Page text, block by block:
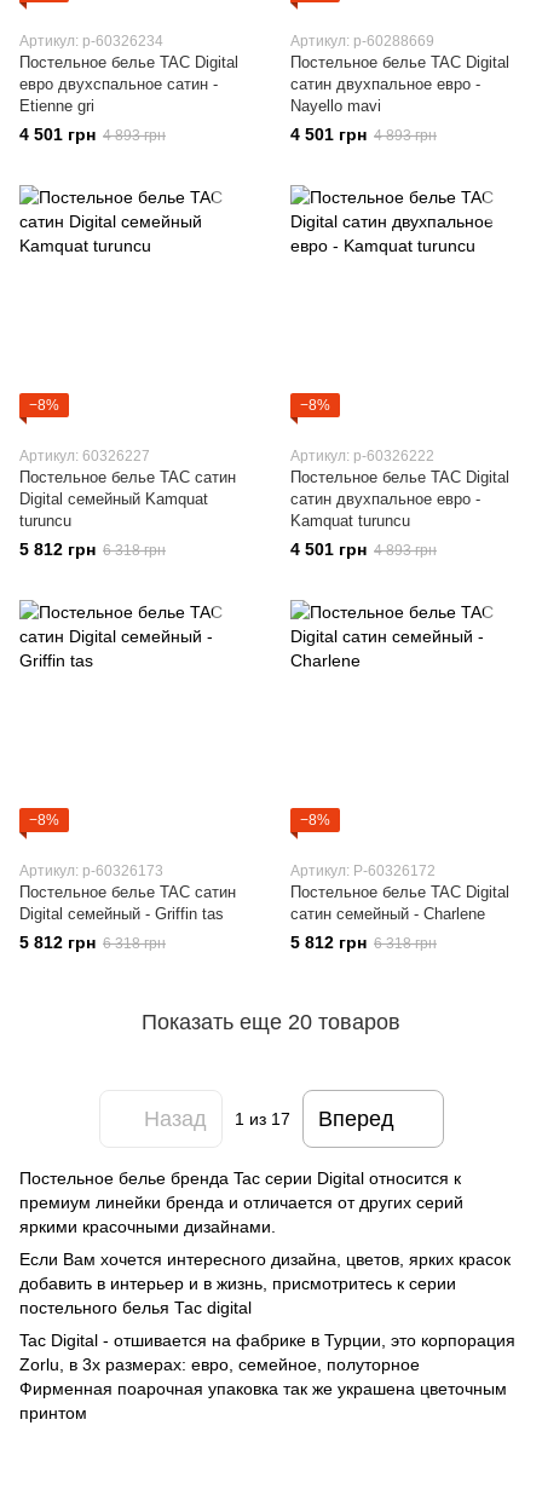
Артикул: p-60326234
Постельное белье TAC Digital
евро двухспальное сатин -
Etienne gri
4 501 грн 4 893 грн
Артикул: p-60288669
Постельное белье TAC Digital
сатин двухпальное евро -
Nayello mavi
4 501 грн 4 893 грн
−8%
Артикул: 60326227
Постельное белье TAC сатин
Digital семейный Kamquat
turuncu
5 812 грн 6 318 грн
−8%
Артикул: p-60326222
Постельное белье TAC Digital
сатин двухпальное евро -
Kamquat turuncu
4 501 грн 4 893 грн
−8%
Артикул: p-60326173
Постельное белье TAC сатин
Digital семейный - Griffin tas
5 812 грн 6 318 грн
−8%
Артикул: P-60326172
Постельное белье TAC Digital
сатин семейный - Charlene
5 812 грн 6 318 грн
Показать еще 20 товаров
Назад 1 из 17 Вперед
Постельное белье бренда Tac серии Digital относится к
премиум линейки бренда и отличается от других серий
яркими красочными дизайнами.
Если Вам хочется интересного дизайна, цветов, ярких красок
добавить в интерьер и в жизнь, присмотритесь к серии
постельного белья Тас digital
Tac Digital - отшивается на фабрике в Турции, это корпорация
Zorlu, в 3х размерах: евро, семейное, полуторное
Фирменная поарочная упаковка так же украшена цветочным
принтом